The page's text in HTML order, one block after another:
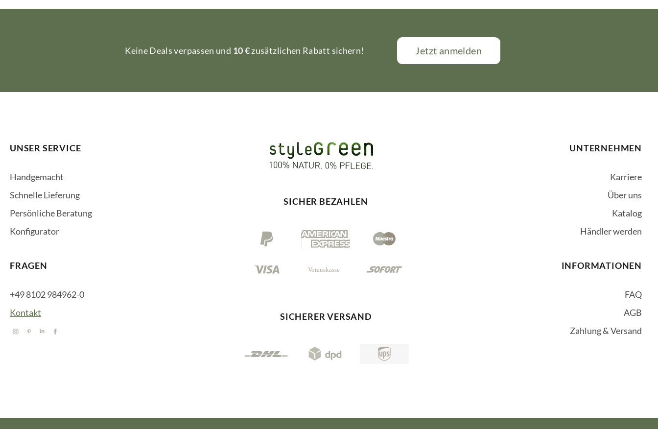
Keine Deals verpassen und 10 €zusätzlichen Rabatt sichern! Jetzt anmelden
UNSER SERVICE
Handgemacht
Schnelle Lieferung
Persönliche Beratung
Konfigurator
FRAGEN
+49 8102 984962-0
Kontakt
SICHER BEZAHLEN
SICHERER VERSAND
UNTERNEHMEN
Karriere
Über uns
Katalog
Händler werden
INFORMATIONEN
FAQ
AGB
Zahlung & Versand